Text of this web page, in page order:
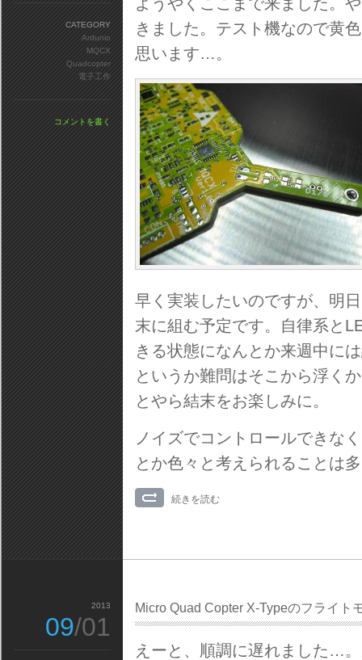
きました。テスト機なので黄
思います…。
早く実装したいのですが、明
末に組む予定です。自律系と
きる状態になんとか来週中に
というか難問はそこから浮く
とやら結末をお楽しみに。
ノイズでコントロールできな
とか色々と考えられることは
続きを読む
CATEGORY
Ardunio
MQCX
Quadcopter
電子工作
コメントを書く
Micro Quad Copter X-Typeのフライト
えーと、順調に遅れました…
2013
09/01